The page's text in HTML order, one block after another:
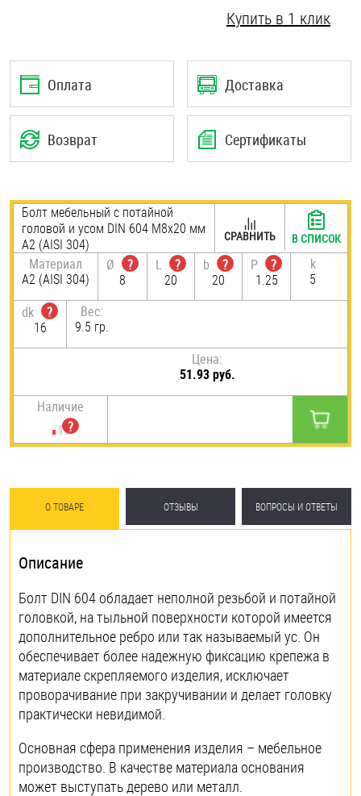
Штифты и пальцы
Купить в 1 клик
Оплата Доставка
Возврат Сертификаты
Болт мебельный с потайной
головой и усом DIN 604 М8х20 мм
А2 (AISI 304)
Материал
А2 (AISI 304)
Ø
?
8
L
?
20
b
?
20
P
?
1.25
k
5
dk
?
16
Вес:
9.5 гр.
Цена:
51.93 руб.
Наличие
СРАВНИТЬ В СПИСОК
О ТОВАРЕ ОТЗЫВЫ ВОПРОСЫ И ОТВЕТЫ
Описание
Болт DIN 604 обладает неполной резьбой и потайной
головкой, на тыльной поверхности которой имеется
дополнительное ребро или так называемый ус. Он
обеспечивает более надежную фиксацию крепежа в
материале скрепляемого изделия, исключает
проворачивание при закручивании и делает головку
практически невидимой.
Основная сфера применения изделия – мебельное
производство. В качестве материала основания
может выступать дерево или металл.